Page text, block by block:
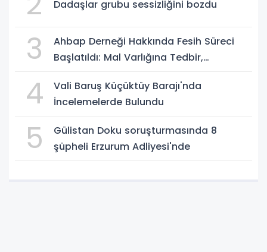
Dadaşlar grubu sessizliğini bozdu
3
Ahbap Derneği Hakkında Fesih Süreci
Başlatıldı: Mal Varlığına Tedbir,
4
Vali Baruş Küçüktüy Barajı'nda
İncelemelerde Bulundu
5
Gülistan Doku soruşturmasında 8
şüpheli Erzurum Adliyesi'nde